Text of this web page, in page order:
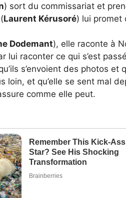
) sort du commissariat et
Laurent Kérusoré) lui promet
Dodemant), elle raconte à
lui raconter ce qui s’est
s’envoient des photos et
loin, et qu’elle se sent mal
comme elle peut.